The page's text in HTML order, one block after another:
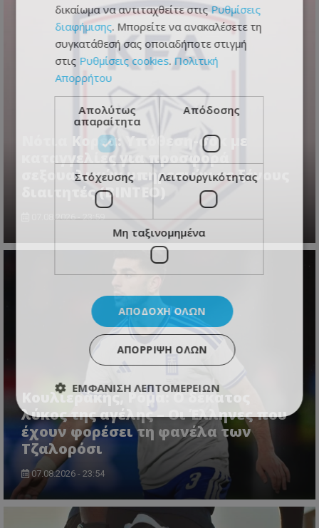
Νότια Κορέα: Υπόθεση-σοκ με
καταγγελίες για προσφορά
σεξουαλικών υπηρεσιών σε ξένους
διαιτητές (BINTEO)
07.08.2026 - 23:59
Κουλιεράκης, Ρόμα: Ο δέκατος
λύκος της αγέλης – Οι Έλληνες που
έχουν φορέσει τη φανέλα των
Τζαλορόσι
07.08.2026 - 23:54
δικαίωμα να αντιταχθείτε στις Ρυθμίσεις
διαφήμισης. Μπορείτε να ανακαλέσετε τη
συγκατάθεσή σας οποιαδήποτε στιγμή
στις Ρυθμίσεις cookies. Πολιτική
Απορρήτου
Απολύτως
απαραίτητα
Απόδοσης
Στόχευσης Λειτουργικότητας
Μη ταξινομημένα
ΑΠΟΔΟΧΉ ΌΛΩΝ
ΑΠΌΡΡΙΨΗ ΌΛΩΝ
ΕΜΦΆΝΙΣΗ ΛΕΠΤΟΜΕΡΕΙΏΝ